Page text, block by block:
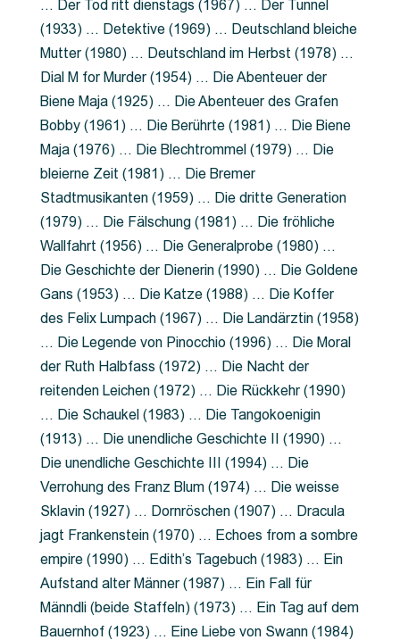
… Der Tod ritt dienstags (1967) … Der Tunnel
(1933) … Detektive (1969) … Deutschland bleiche
Mutter (1980) … Deutschland im Herbst (1978) …
Dial M for Murder (1954) … Die Abenteuer der
Biene Maja (1925) … Die Abenteuer des Grafen
Bobby (1961) … Die Berührte (1981) … Die Biene
Maja (1976) … Die Blechtrommel (1979) … Die
bleierne Zeit (1981) … Die Bremer
Stadtmusikanten (1959) … Die dritte Generation
(1979) … Die Fälschung (1981) … Die fröhliche
Wallfahrt (1956) … Die Generalprobe (1980) …
Die Geschichte der Dienerin (1990) … Die Goldene
Gans (1953) … Die Katze (1988) … Die Koffer
des Felix Lumpach (1967) … Die Landärztin (1958)
… Die Legende von Pinocchio (1996) … Die Moral
der Ruth Halbfass (1972) … Die Nacht der
reitenden Leichen (1972) … Die Rückkehr (1990)
… Die Schaukel (1983) … Die Tangokoenigin
(1913) … Die unendliche Geschichte II (1990) …
Die unendliche Geschichte III (1994) … Die
Verrohung des Franz Blum (1974) … Die weisse
Sklavin (1927) … Dornröschen (1907) … Dracula
jagt Frankenstein (1970) … Echoes from a sombre
empire (1990) … Edith’s Tagebuch (1983) … Ein
Aufstand alter Männer (1987) … Ein Fall für
Männdli (beide Staffeln) (1973) … Ein Tag auf dem
Bauernhof (1923) … Eine Liebe von Swann (1984)